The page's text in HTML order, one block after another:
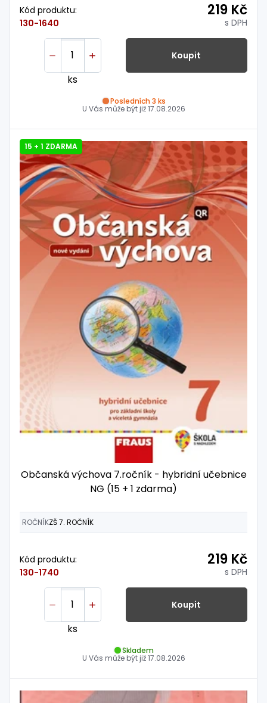
Kód produktu:
130-1640
219 Kč
s DPH
ks
Koupit
Posledních 3 ks
U Vás může být již17.08.2026
15 + 1 ZDARMA
Občanská výchova 7.ročník - hybridní učebnice
NG (15 + 1 zdarma)
ROČNÍKZŠ 7. ROČNÍK
Kód produktu:
130-1740
219 Kč
s DPH
ks
Koupit
Skladem
U Vás může být již17.08.2026